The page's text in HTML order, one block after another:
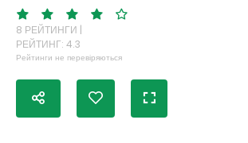
8 РЕЙТИНГИ |
РЕЙТИНГ: 4.3
Рейтинги не перевіряються